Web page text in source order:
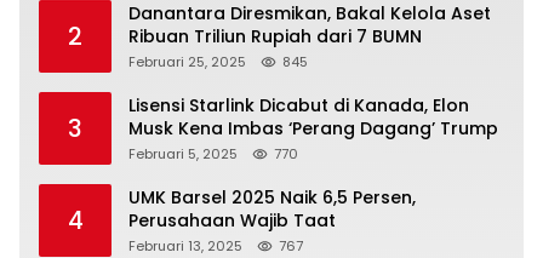
2
Danantara Diresmikan, Bakal Kelola Aset
Ribuan Triliun Rupiah dari 7 BUMN
Februari 25, 2025 845
3
Lisensi Starlink Dicabut di Kanada, Elon
Musk Kena Imbas ‘Perang Dagang’ Trump
Februari 5, 2025 770
4
UMK Barsel 2025 Naik 6,5 Persen,
Perusahaan Wajib Taat
Februari 13, 2025 767